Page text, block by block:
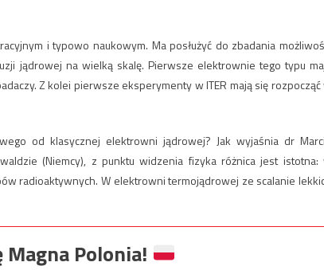
i typowo naukowym. Ma posłużyć do zbadania
jądrowej na wielką skalę. Pierwsze elektrownie tego typu
Z kolei pierwsze eksperymenty w ITER mają się rozpocząć
od klasycznej elektrowni jądrowej? Jak wyjaśnia dr
(Niemcy), z punktu widzenia fizyka różnica jest istotna:
radioaktywnych. W elektrowni termojądrowej ze scalanie
Polonia!